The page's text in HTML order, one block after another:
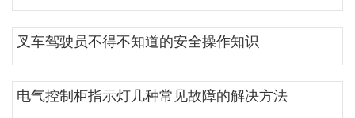
叉车驾驶员不得不知道的安全操作知识
电气控制柜指示灯几种常见故障的解决方法